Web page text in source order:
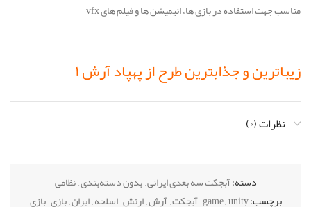
مناسب جهت استفاده در بازی ها، انیمیشن ها و فیلم های vfx
زیباترین و جذابترین طرح از پهپاد آرش ۱
برای اولین بار در ایران
نظرات (۰)
دسته:آبجکت سه بعدی ایرانی,بدون دسته‌بندی,نظامی
برچسب:
game,unity
,آبجکت,آرش,ارتش,اسلحه,ایران,بازی,بازی